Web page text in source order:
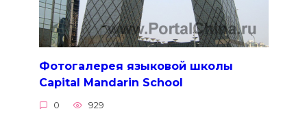
Фотогалерея языковой школы
Capital Mandarin School
0 929